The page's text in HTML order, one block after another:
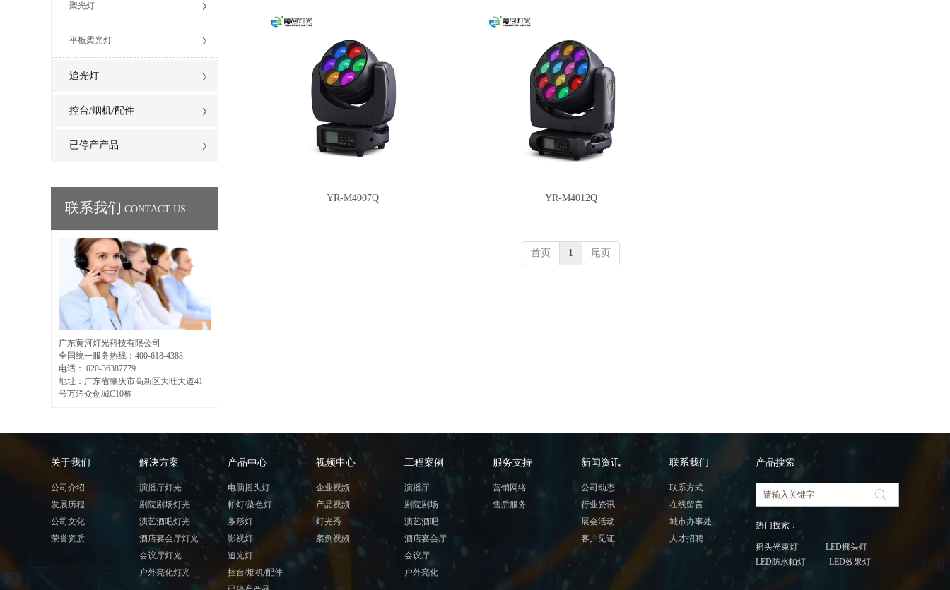
聚光灯
平板柔光灯
追光灯
控台/烟机/配件
已停产产品
联系我们 CONTACT US
广东黄河灯光科技有限公司
全国统一服务热线：400-618-4388
电话： 020-36387779
地址： 广东省肇庆市高新区大旺大道41
号万洋众创城C10栋
YR-M4007Q YR-M4012Q
首页 1 尾页
产品搜索
热门搜索：
摇头光束灯 LED摇头灯
LED防水帕灯 LED效果灯
关于我们
公司介绍
发展历程
公司文化
荣誉资质
解决方案
演播厅灯光
剧院剧场灯光
演艺酒吧灯光
酒店宴会厅灯光
会议厅灯光
户外亮化灯光
产品中心
电脑摇头灯
帕灯/染色灯
条形灯
影视灯
追光灯
控台/烟机/配件
视频中心
企业视频
产品视频
灯光秀
案例视频
工程案例
演播厅
剧院剧场
演艺酒吧
酒店宴会厅
会议厅
户外亮化
服务支持
营销网络
售后服务
新闻资讯
公司动态
行业资讯
展会活动
客户见证
联系我们
联系方式
在线留言
城市办事处
人才招聘